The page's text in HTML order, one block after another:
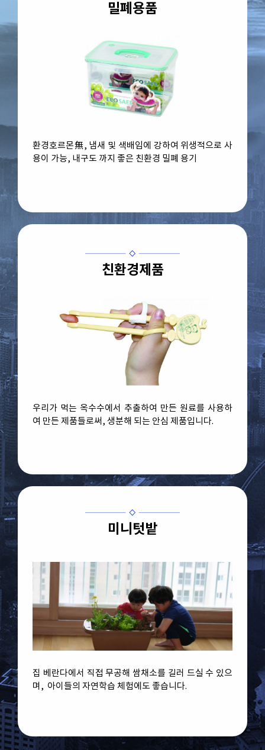
밀폐용품
환경호르몬無, 냄새 및 색배임에 강하여 위생적으로 사
용이 가능, 내구도 까지 좋은 친환경 밀폐 용기
친환경제품
우리가 먹는 옥수수에서 추출하여 만든 원료를 사용하
여 만든 제품들로써, 생분해 되는 안심 제품입니다.
미니텃밭
집 베란다에서 직접 무공해 쌈채소를 길러 드실 수 있으
며, 아이들의 자연학습 체험에도 좋습니다.